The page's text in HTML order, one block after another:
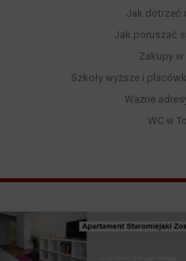
Jak dotrzeć
Jak poruszać
Zakupy w
Szkoły wyższe i
Ważne
WC w